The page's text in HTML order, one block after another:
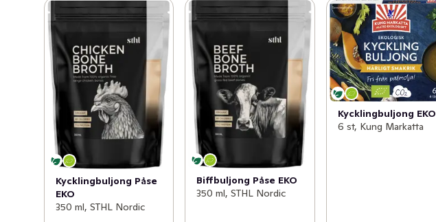
behöver därför inte spädas ut. Ta den mängd du vill och
drick eller använd i matlagning. För användning i
matlagning bör den även kryddas upp då denna buljong
inte innehåller några smaksättare. Buljongen är
värmeförpackad i en helt syrefri förpackning vilket gör
att den håller mycket längre än andra buljonger.
Kycklingbuljong Påse
EKO
350 ml, STHL Nordic
Biffbuljong Påse EKO
350 ml, STHL Nordic
Kycklingbuljong EKO
6 st, Kung Markatta